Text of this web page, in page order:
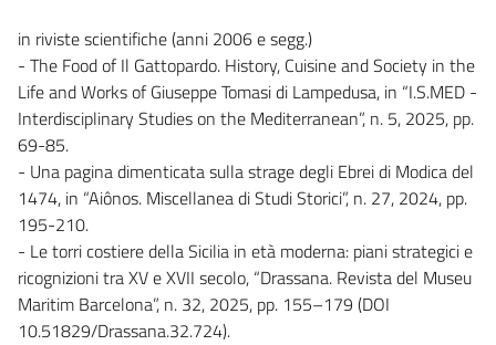
in riviste scientifiche (anni 2006 e segg.)
- The Food of Il Gattopardo. History, Cuisine and Society in the
Life and Works of Giuseppe Tomasi di Lampedusa, in “I.S.MED -
Interdisciplinary Studies on the Mediterranean”, n. 5, 2025, pp.
69-85.
- Una pagina dimenticata sulla strage degli Ebrei di Modica del
1474, in “Aiônos. Miscellanea di Studi Storici”, n. 27, 2024, pp.
195-210.
- Le torri costiere della Sicilia in età moderna: piani strategici e
ricognizioni tra XV e XVII secolo, “Drassana. Revista del Museu
Maritim Barcelona”, n. 32, 2025, pp. 155–179 (DOI
10.51829/Drassana.32.724).